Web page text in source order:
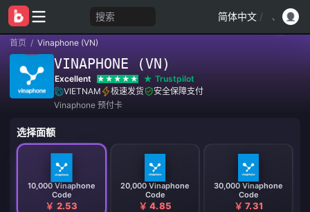
搜索 简体中文 /
首页 / Vinaphone (VN)
VINAPHONE (VN)
Excellent
Trustpilot
VIETNAM
极速发货
安全保障支付
Vinaphone 预付卡
选择面额
10,000 Vinaphone
Code
￥ 2.53
20,000 Vinaphone
Code
￥ 4.85
30,000 Vinaphone
Code
￥ 7.31